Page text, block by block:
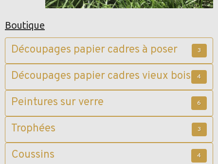
Boutique
Découpages papier cadres à poser 3
Découpages papier cadres vieux bois 4
Peintures sur verre 6
Trophées 3
Coussins 4